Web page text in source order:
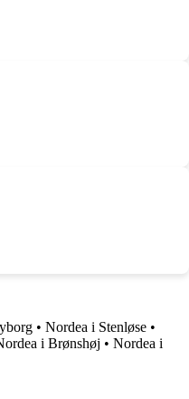
• Nordea i Stenløse •
i Brønshøj • Nordea i